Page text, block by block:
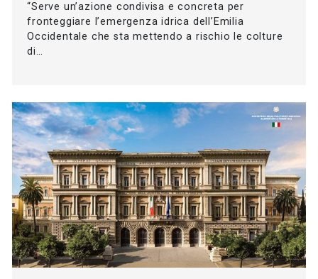
“Serve un’azione condivisa e concreta per
fronteggiare l’emergenza idrica dell’Emilia
Occidentale che sta mettendo a rischio le colture
di…